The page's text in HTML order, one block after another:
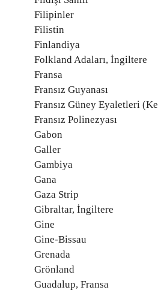
Filipinler
Filistin
Finlandiya
Folkland Adaları, İngiltere
Fransa
Fransız Guyanası
Fransız Güney Eyaletleri
Fransız Polinezyası
Gabon
Galler
Gambiya
Gana
Gaza Strip
Gibraltar, İngiltere
Gine
Gine-Bissau
Grenada
Grönland
Guadalup, Fransa